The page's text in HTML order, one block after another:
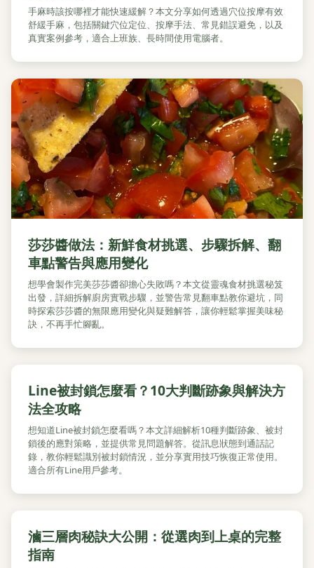
手麻時該按哪裡才能快速緩解？本文分享如何透過穴位按摩有效
舒緩手麻，包括關鍵穴位定位、按摩手法、常見錯誤避免，以及
真實案例參考，適合上班族、長時間使用電腦者。
莎莎醬做法：新鮮食材挑選、步驟拆解、翻
車點警告與應用變化
想學會製作完美莎莎醬卻擔心失敗嗎？本文從靈魂食材挑選秘笈
出發，詳細拆解廚房實戰步驟，並警告常見翻車點教你避坑，同
時探索莎莎醬的無限應用變化與疑難解答，讓你輕鬆掌握美味秘
訣，不再手忙腳亂。
Line被封鎖怎麼看？10大判斷跡象與解決方
法全攻略
想知道Line被封鎖怎麼看嗎？本文詳細解析10種判斷跡象、被封
鎖後的應對策略，並提供常見問題解答。從訊息狀態到通話記
錄，教你輕鬆識別被封鎖情況，並分享實用技巧恢復正常使用。
適合所有Line用戶參考。
滷三層肉秘訣大公開：從選肉到上桌的完整
指南